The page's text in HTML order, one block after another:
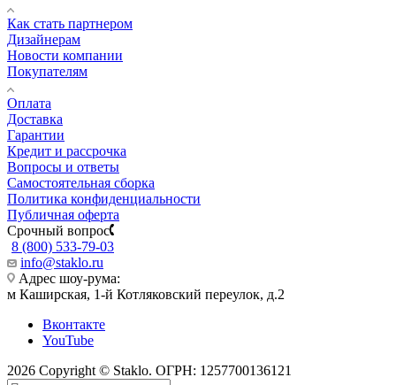
Как стать партнером
Дизайнерам
Новости компании
Покупателям
Оплата
Доставка
Гарантии
Кредит и рассрочка
Вопросы и ответы
Самостоятельная сборка
Политика конфиденциальности
Публичная оферта
Срочный вопрос
8 (800) 533-79-03
info@staklo.ru
Адрес шоу-рума:
м Каширская, 1-й Котляковский переулок, д.2
Вконтакте
YouTube
2026 Copyright © Staklo. ОГРН: 1257700136121